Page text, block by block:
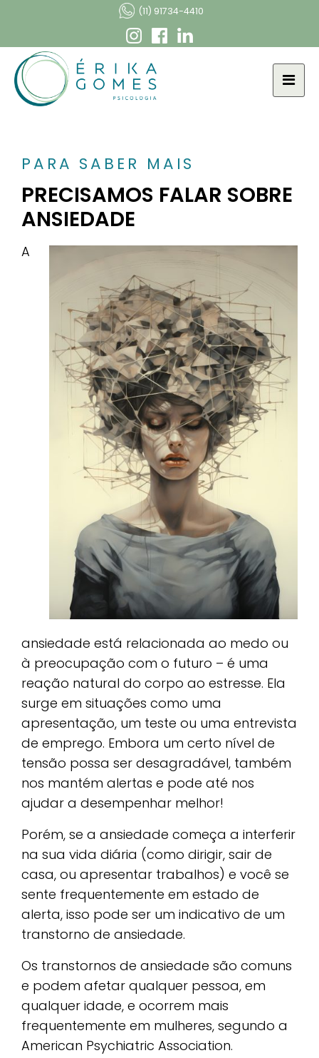
(11) 91734-4410
PARA SABER MAIS
PRECISAMOS FALAR SOBRE
ANSIEDADE
A
ansiedade está relacionada ao medo ou
à preocupação com o futuro – é uma
reação natural do corpo ao estresse. Ela
surge em situações como uma
apresentação, um teste ou uma entrevista
de emprego. Embora um certo nível de
tensão possa ser desagradável, também
nos mantém alertas e pode até nos
ajudar a desempenhar melhor!
Porém, se a ansiedade começa a interferir
na sua vida diária (como dirigir, sair de
casa, ou apresentar trabalhos) e você se
sente frequentemente em estado de
alerta, isso pode ser um indicativo de um
transtorno de ansiedade.
Os transtornos de ansiedade são comuns
e podem afetar qualquer pessoa, em
qualquer idade, e ocorrem mais
frequentemente em mulheres, segundo a
American Psychiatric Association.